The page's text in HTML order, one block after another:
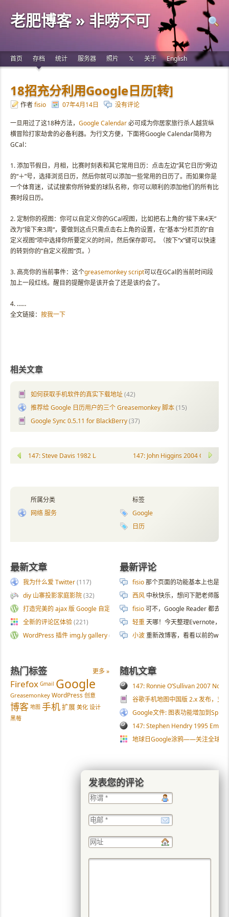
老肥博客 » 非唠不可
首页 存档 统计 服务器 照片 𝕏 关于 English
18招充分利用Google日历[转]
作者fisio 07年4月14日 没有评论
一旦用过了这18种方法， Google Calendar必可成为你居家旅行杀人越货纵
横冒险打家劫舍的必备利器。为行文方便，下面将Google Calendar简称为
GCal：
1. 添加节假日，月相，比赛时刻表和其它常用日历：点击左边“其它日历”旁边
的“＋”号，选择浏览日历，然后你就可以添加一些常用的日历了。而如果你是
一个体育迷，试试搜索你所钟爱的球队名称，你可以顺利的添加他们的所有比
赛时段日历。
2. 定制你的视图：你可以自定义你的GCal视图，比如把右上角的“接下来4天”
改为”接下来3周“，要做到这点只需点击右上角的设置，在”基本“分栏页的”自
定义视图“项中选择你所要定义的时间，然后保存即可。（按下“x”键可以快速
的转到你的”自定义视图“页。）
3. 高亮你的当前事件：这个greasemonkey script可以在GCal的当前时间段
加上一段红线。醒目的提醒你是该开会了还是该约会了。
4. ……
全文链接： 按我一下
相关文章
如何获取手机软件的真实下载地址(42)
推荐给 Google 日历用户的三个 Greasemonkey 脚本(15)
Google Sync 0.5.11 for BlackBerry(37)
147: Steve Davis 1982 Lada Classic, vs Spencer147: John Higgins 2004 GP, vs
标签
Google
日历
所属分类
网络 服务
最新文章
我为什么爱 Twitter(117)
diy 山寨投影家庭影院(32)
打造完美的 ajax 版 Google 自定义搜索 (187)
全新的评论区体验(221)
WordPress 插件 img.ly gallery(54)
更多 »
热门标签
Firefox Gmail Google
Greasemonkey WordPress 创意
博客 地图 手机扩展 美化 设计
黑莓
最新评论
fisio那个页面的功能基本上也是
西风 中秋快乐，想问下肥老师服
fisio可不，Google Reader 都去
轻重天哪！今天整理Evernote，
小波重新改博客，看看以前的wp
随机文章
147: Ronnie O’Sullivan 2007
谷歌手机地图中国版 2.x 发布，支
Google文件: 图表功能增加到
147: Stephen Hendry 1995
地球日Google涂鸦——关注全球变
发表您的评论